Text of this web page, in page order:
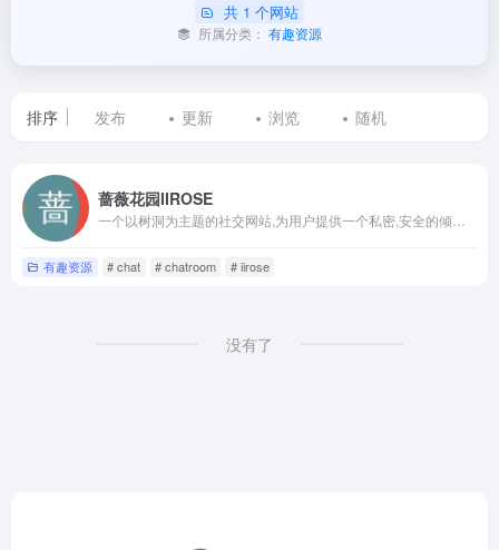
共 1 个网站
所属分类： 有趣资源
排序 发布 更新 浏览 随机
标
签
为
蔷薇花园IIROSE
有趣资源 # chat # chatroom # iirose
没有了